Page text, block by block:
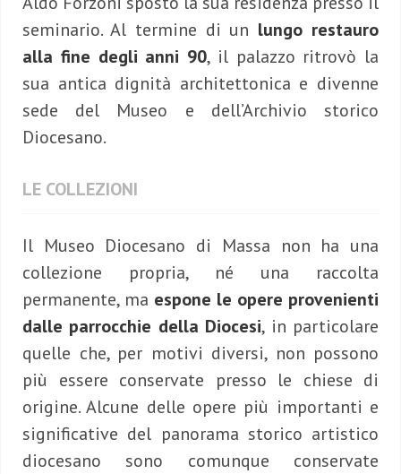
seminario. Al termine di un lungo restauro
alla fine degli anni 90, il palazzo ritrovò la
sua antica dignità architettonica e divenne
sede del Museo e dell’Archivio storico
Diocesano.
LE COLLEZIONI
Il Museo Diocesano di Massa non ha una
collezione propria, né una raccolta
permanente, ma espone le opere provenienti
dalle parrocchie della Diocesi, in particolare
quelle che, per motivi diversi, non possono
più essere conservate presso le chiese di
origine. Alcune delle opere più importanti e
significative del panorama storico artistico
diocesano sono comunque conservate